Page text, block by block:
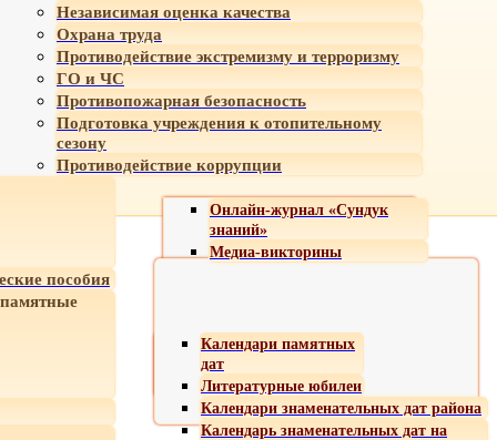
Независимая оценка качества
Охрана труда
Противодействие экстремизму и терроризму
ГО и ЧС
Противопожарная безопасность
Подготовка учреждения к отопительному
сезону
Противодействие коррупции
Онлайн-журнал «Сундук
знаний»
Медиа-викторины
пособия
Календари памятных
дат
Литературные юбилеи
Календари знаменательных дат района
Календарь знаменательных дат на